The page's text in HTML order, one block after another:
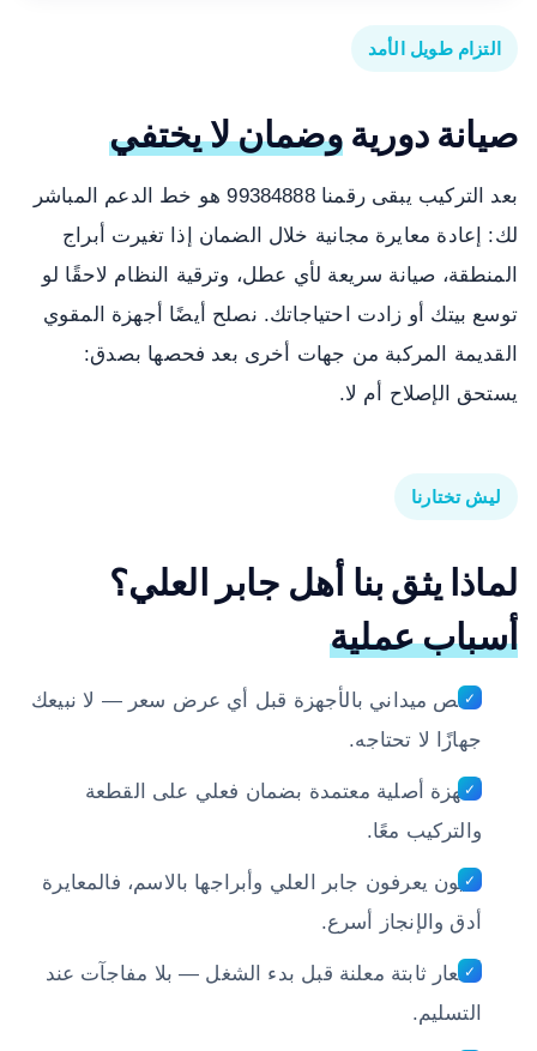
التزام طويل الأمد
صيانة دوريةوضمان لا يختفي
بعد التركيب يبقى رقمنا 99384888 هو خط الدعم المباشر
لك: إعادة معايرة مجانية خلال الضمان إذا تغيرت أبراج
المنطقة، صيانة سريعة لأي عطل، وترقية النظام لاحقًا لو
توسع بيتك أو زادت احتياجاتك. نصلح أيضًا أجهزة المقوي
القديمة المركبة من جهات أخرى بعد فحصها بصدق:
يستحق الإصلاح أم لا.
ليش تختارنا
لماذا يثق بنا أهل جابر العلي؟
أسباب عملية
فحص ميداني بالأجهزة قبل أي عرض سعر — لا نبيعك
جهازًا لا تحتاجه.
أجهزة أصلية معتمدة بضمان فعلي على القطعة
والتركيب معًا.
فنيون يعرفون جابر العلي وأبراجها بالاسم، فالمعايرة
أدق والإنجاز أسرع.
أسعار ثابتة معلنة قبل بدء الشغل — بلا مفاجآت عند
التسليم.